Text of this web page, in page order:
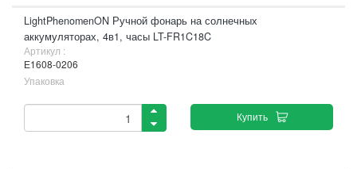
LightPhenomenON Ручной фонарь на солнечных
аккумуляторах, 4в1, часы LT-FR1C18C
Артикул :
Е1608-0206
Упаковка
Купить